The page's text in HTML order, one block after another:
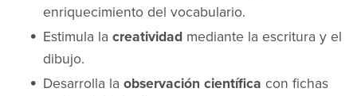
enriquecimiento del vocabulario.
Estimula lacreatividad mediante la escritura y el
dibujo.
Desarrolla laobservación científica con fichas